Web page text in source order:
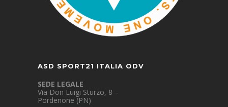
ASD SPORT21 ITALIA ODV
SEDE LEGALE
Via Don Luigi Sturzo, 8 –
Pordenone (PN)